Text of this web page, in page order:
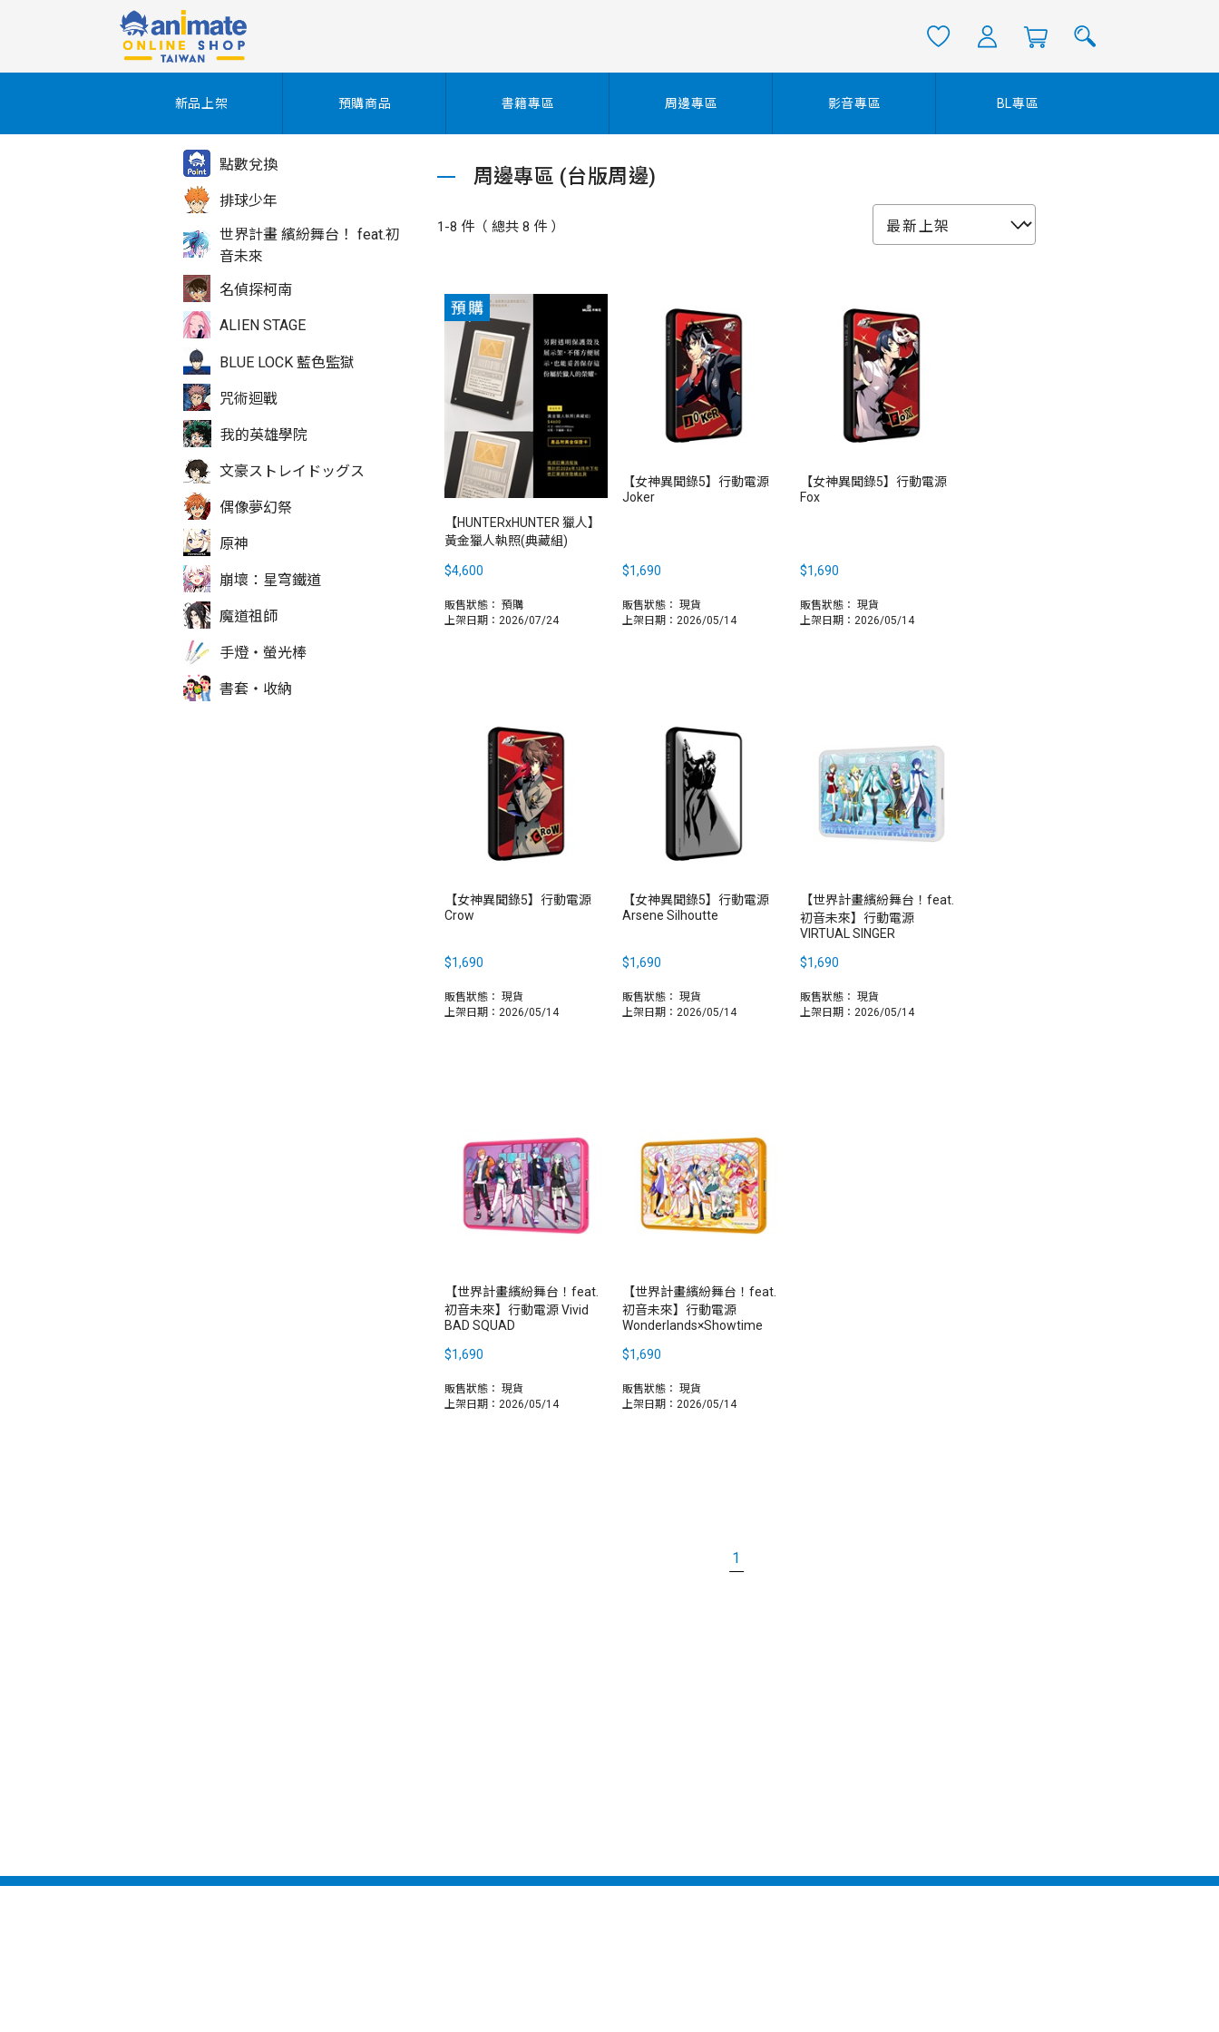
點數兌換
排球少年
世界計畫 繽紛舞台！ feat.初
音未來
名偵探柯南
ALIEN STAGE
BLUE LOCK 藍色監獄
咒術迴戰
我的英雄學院
文豪ストレイドッグス
偶像夢幻祭
原神
崩壞：星穹鐵道
魔道祖師
手燈‧螢光棒
書套‧收納
新品上架 預購商品 書籍專區 周邊專區 影音專區 BL專區
周邊專區 (台版周邊)
1-8 件（ 總共 8 件 ）
【HUNTERxHUNTER 獵人】
黃金獵人執照(典藏組)
$4,600
販售狀態： 預購
上架日期：2026/07/24
【女神異聞錄5】行動電源
Joker
$1,690
販售狀態： 現貨
上架日期：2026/05/14
【女神異聞錄5】行動電源
Fox
$1,690
販售狀態： 現貨
上架日期：2026/05/14
【女神異聞錄5】行動電源
Crow
$1,690
販售狀態： 現貨
上架日期：2026/05/14
【女神異聞錄5】行動電源
Arsene Silhoutte
$1,690
販售狀態： 現貨
上架日期：2026/05/14
【世界計畫繽紛舞台！feat.
初音未來】行動電源
VIRTUAL SINGER
$1,690
販售狀態： 現貨
上架日期：2026/05/14
【世界計畫繽紛舞台！feat.
初音未來】行動電源 Vivid
BAD SQUAD
$1,690
販售狀態： 現貨
上架日期：2026/05/14
【世界計畫繽紛舞台！feat.
初音未來】行動電源
Wonderlands×Showtime
$1,690
販售狀態： 現貨
上架日期：2026/05/14
1